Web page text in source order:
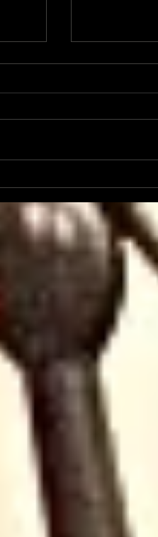
sera
élections